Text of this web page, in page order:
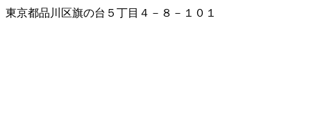
東京都品川区旗の台５丁目４－８－１０１